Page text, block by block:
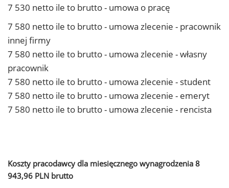
7 530 netto ile to brutto - umowa o pracę
7 580 netto ile to brutto - umowa zlecenie - pracownik
innej firmy
7 580 netto ile to brutto - umowa zlecenie - własny
pracownik
7 580 netto ile to brutto - umowa zlecenie - student
7 580 netto ile to brutto - umowa zlecenie - emeryt
7 580 netto ile to brutto - umowa zlecenie - rencista
Koszty pracodawcy dla miesięcznego wynagrodzenia 8
943,96 PLN brutto